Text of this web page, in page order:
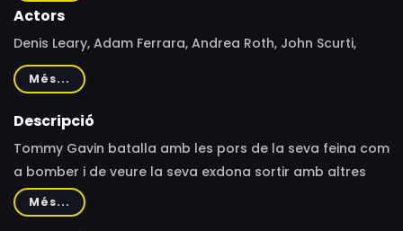
Actors
Denis Leary, Adam Ferrara, Andrea Roth, John Scurti,
Daniel Sunjata, Michael Lombardi, Steven Pasquale,
Larenz Tate, Callie Thorne
Més...
Descripció
Tommy Gavin batalla amb les pors de la seva feina com
a bomber i de veure la seva exdona sortir amb altres
homes.
Més...